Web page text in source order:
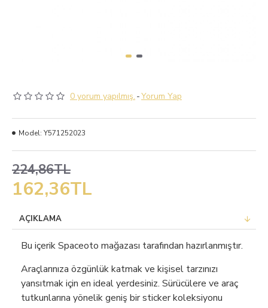
0 yorum yapılmış. -Yorum Yap
162,36TL
224,86TL
Model: Y571252023
AÇIKLAMA
Bu içerik Spaceoto mağazası tarafından hazırlanmıştır.
Araçlarınıza özgünlük katmak ve kişisel tarzınızı
yansıtmak için en ideal yerdesiniz. Sürücülere ve araç
tutkunlarına yönelik geniş bir sticker koleksiyonu